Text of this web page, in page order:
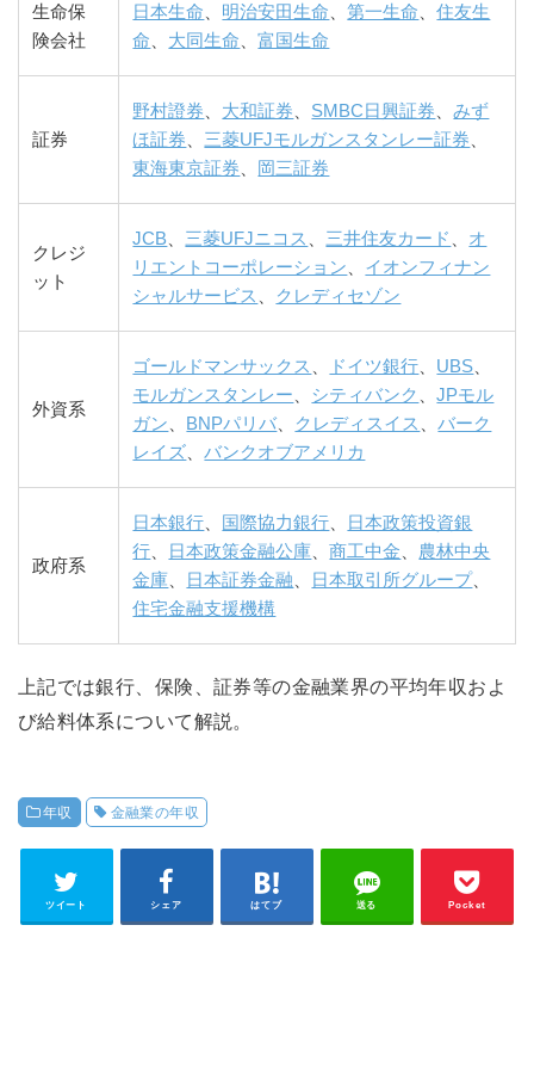
生命保
険会社
日本生命 明治安田生命 、第一生命 、住友生
命
大同生命 、富国生命
証券
野村證券 大和証券 SMBC日興証券 、みず
ほ証券
三菱UFJモルガンスタンレー証券
東海東京証券
岡三証券
クレジ
ット
JCB 三菱UFJニコス 三井住友カード
オ
リエントコーポレーション
イオンフィナン
シャルサービス
クレディセゾン
外資系
ゴールドマンサックス ドイツ銀行 UBS
モルガンスタンレー
シティバンク 、JPモル
ガン
BNPパリバ、 クレディスイス 、バーク
レイズ 、バンクオブアメリカ
政府系
日本銀行 国際協力銀行
日本政策投資銀
行
日本政策金融公庫 、商工中金
農林中央
金庫
日本証券金融 日本取引所グループ、
住宅金融支援機構
上記では銀行、保険、証券等の金融業界の平均年収およ
び給料体系について解説。
年収 金融業の年収
ツイート シェア はてブ 送る Pocket